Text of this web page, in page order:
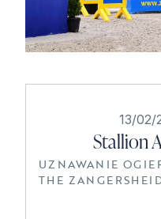
13/02/
Stallion
UZNAWANIE
THE